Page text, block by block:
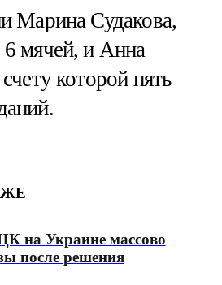
Марина Судакова,
6 мячей, и Анна
которой пять
на Украине массово
после решения